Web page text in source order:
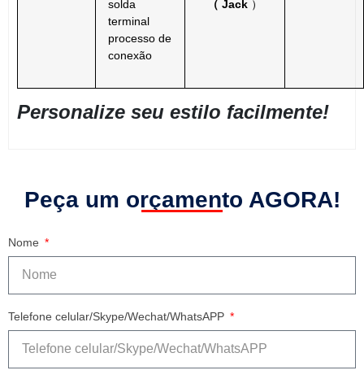
solda
terminal
processo de
conexão
（ Jack ）
Personalize seu estilo facilmente!
Peça um orçamento AGORA!
Nome
Telefone celular/Skype/Wechat/WhatsAPP